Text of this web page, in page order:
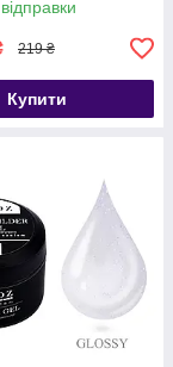
219 ₴
Купити